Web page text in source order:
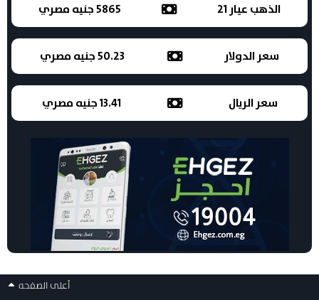
الذهب عيار 21 5865 جنيه مصري
سعر الدولار 50.23 جنيه مصري
سعر الريال 13.41 جنيه مصري
أعلى الصفحه